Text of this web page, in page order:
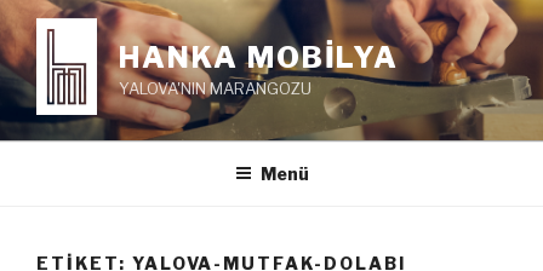
İçeriğe
geç
HANKA MOBİLYA
YALOVA'NIN MARANGOZU
Menü
ETIKET: YALOVA-MUTFAK-DOLABI